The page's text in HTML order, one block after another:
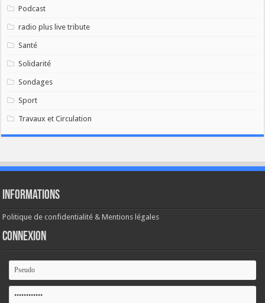
Podcast
radio plus live tribute
Santé
Solidarité
Sondages
Sport
Travaux et Circulation
Informations
Politique de confidentialité & Mentions légales
Connexion